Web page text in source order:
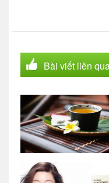
Bài viết liên